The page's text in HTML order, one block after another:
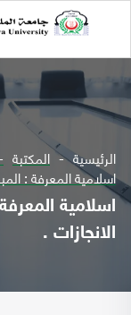
الرئيسية المكتبة
اسلامية المعرفة :
اسلامية
الانجازات .